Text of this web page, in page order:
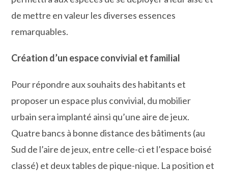
de mettre en valeur les diverses essences
remarquables.
Création d’un espace convivial et familial
Pour répondre aux souhaits des habitants et
proposer un espace plus convivial, du mobilier
urbain sera implanté ainsi qu’une aire de jeux.
Quatre bancs à bonne distance des bâtiments (au
Sud de l’aire de jeux, entre celle-ci et l’espace boisé
classé) et deux tables de pique-nique. La position et